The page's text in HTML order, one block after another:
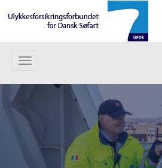
navigation